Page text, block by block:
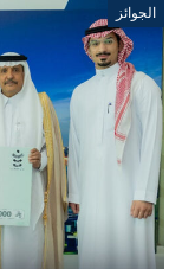
الجوائز